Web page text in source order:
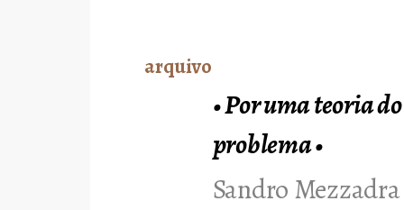
arquivo
•Por uma teoria
problema•
Sandro